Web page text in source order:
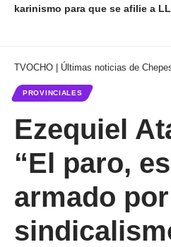
karinismo para que se afilie a
TVOCHO | Últimas noticias de
PROVINCIALES
Ezequiel
“El paro,
armado